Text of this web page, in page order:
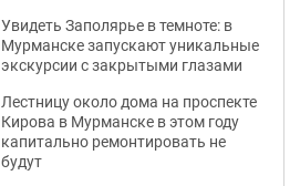
Увидеть Заполярье в темноте: в
Мурманске запускают уникальные
экскурсии с закрытыми глазами
Лестницу около дома на проспекте
Кирова в Мурманске в этом году
капитально ремонтировать не
будут